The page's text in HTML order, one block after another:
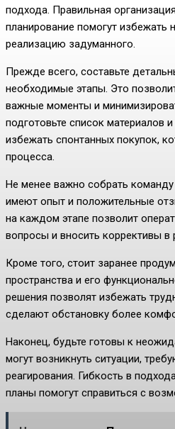
подхода. Правильная
планирование помогут избежать
реализацию задуманного.
Прежде всего, составьте
необходимые этапы. Это
важные моменты и
подготовьте список материалов
избежать спонтанных покупок,
процесса.
Не менее важно собрать
имеют опыт и положительные
на каждом этапе позволит
вопросы и вносить коррективы в
Кроме того, стоит заранее
пространства и его
решения позволят избежать
сделают обстановку более
Наконец, будьте готовы к
могут возникнуть ситуации,
реагирования. Гибкость в
планы помогут справиться с